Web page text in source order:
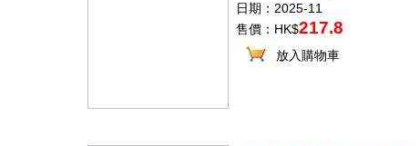
日期：2025-11
售價：HK$217.8
放入購物車